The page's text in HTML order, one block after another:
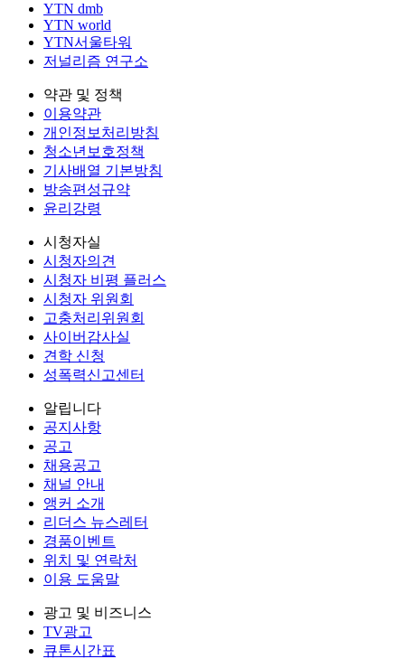
YTN dmb
YTN world
YTN서울타워
저널리즘 연구소
약관 및 정책
이용약관
개인정보처리방침
청소년보호정책
기사배열 기본방침
방송편성규약
윤리강령
시청자실
시청자의견
시청자 비평 플러스
시청자 위원회
고충처리위원회
사이버감사실
견학 신청
성폭력신고센터
알립니다
공지사항
공고
채용공고
채널 안내
앵커 소개
리더스 뉴스레터
경품이벤트
위치 및 연락처
이용 도움말
광고 및 비즈니스
TV광고
큐톤시간표